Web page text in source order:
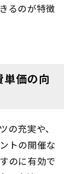
るのが特徴
単価の向
の充実や、
トの開催な
のに有効で